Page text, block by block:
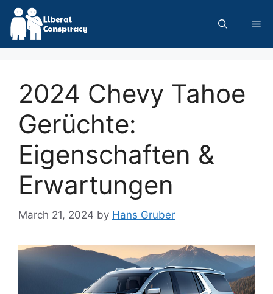
Skip
content
2024 Chevy Tahoe
Gerüchte:
Eigenschaften &
Erwartungen
March 21, 2024 by Hans Gruber